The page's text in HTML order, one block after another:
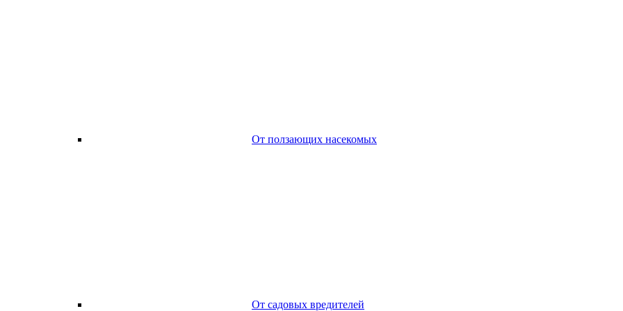
От ползающих насекомых
От садовых вредителей